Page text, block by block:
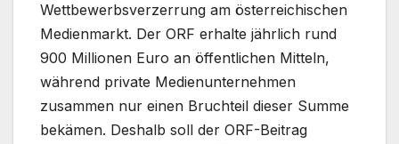
Wettbewerbsverzerrung am österreichischen
Medienmarkt. Der ORF erhalte jährlich rund
900 Millionen Euro an öffentlichen Mitteln,
während private Medienunternehmen
zusammen nur einen Bruchteil dieser Summe
bekämen. Deshalb soll der ORF-Beitrag